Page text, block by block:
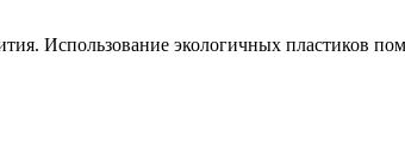
Использование экологичных пластиков